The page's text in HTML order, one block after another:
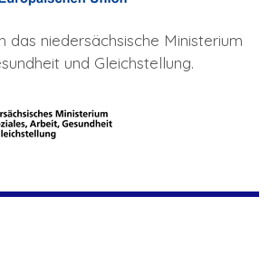
das niedersächsische Ministerium
und Gleichstellung.